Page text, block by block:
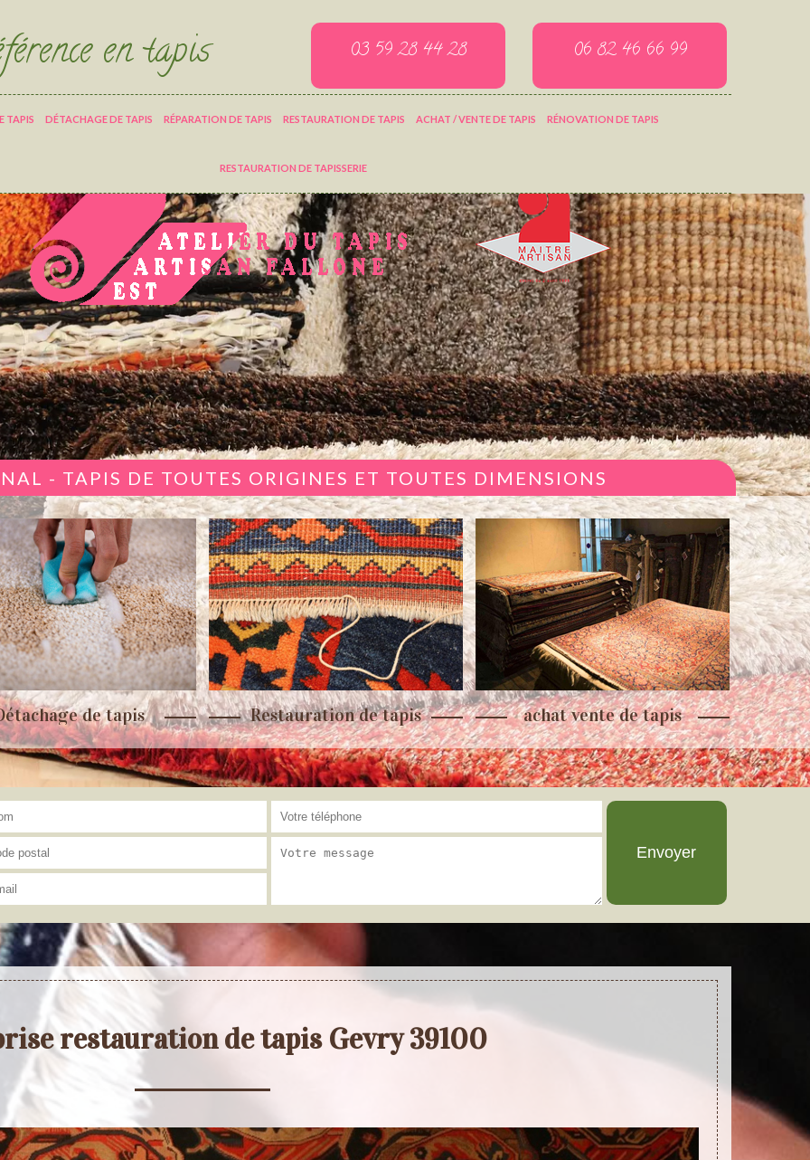
en tapis 03 59 28 44 28 06 82 46 66 99
TAPIS DÉTACHAGE DE TAPIS RÉPARATION DE TAPIS RESTAURATION DE TAPIS ACHAT / VENTE DE TAPIS RÉNOVATION DE TAPIS
RESTAURATION DE TAPISSERIE
- TAPIS DE TOUTES ORIGINES ET TOUTES DIMENSIONS
de tapis Restauration de tapis achat vente de tapis
restauration de tapis Gevry 39100